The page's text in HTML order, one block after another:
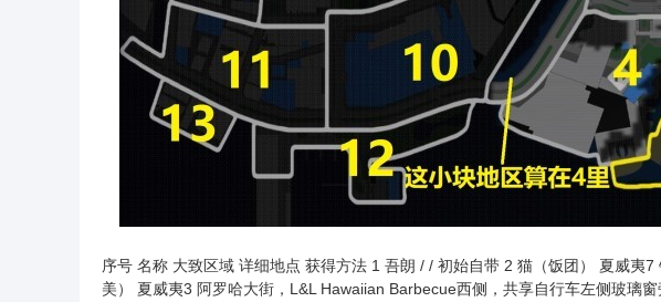
序号 名称 大致区域 详细地点 获得方法 1 吾朗 / / 初始自带 2 猫（饭团） 夏威夷
美） 夏威夷3 阿罗哈大街，L&L Hawaiian Barbecue西侧，共享自行车左侧玻璃